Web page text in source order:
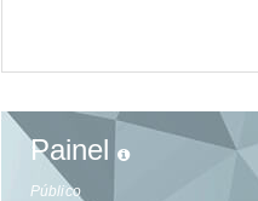
Painel
Público